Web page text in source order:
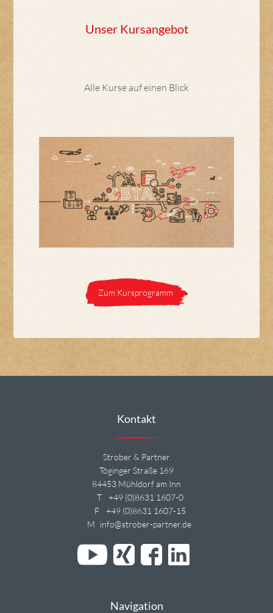
Unser Kursangebot
Alle Kurse auf einen Blick
Zum Kursprogramm
Kontakt
Strober & Partner
Töginger Straße 169
84453 Mühldorf am Inn
T
+49 (0)8631 1607-0
F
+49 (0)8631 1607-15
M info@strober-partner.de
Navigation